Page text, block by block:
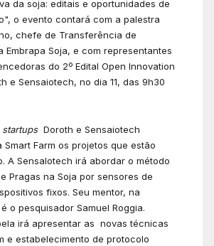
da soja: editais e oportunidades de
o evento contará com a palestra
chefe de Transferência de
Embrapa Soja, e com representantes
do 2º Edital Open Innovation
e Sensaiotech, no dia 11, das 9h30
startupsDoroth e Sensaiotech
Smart Farm os projetos que estão
A SensaIotech irá abordar o método
Pragas na Soja por sensores de
fixos. Seu mentor, na
o pesquisador Samuel Roggia.
irá apresentar as novas técnicas
e estabelecimento de protocolo